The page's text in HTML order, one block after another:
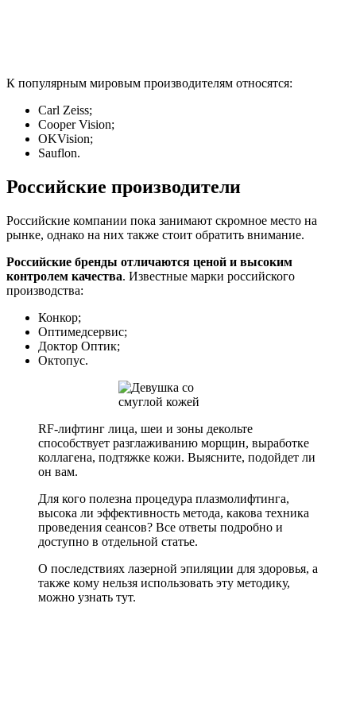
К популярным мировым производителям относятся:
Carl Zeiss;
Cooper Vision;
OKVision;
Sauflon.
Российские производители
Российские компании пока занимают скромное место на
рынке, однако на них также стоит обратить внимание.
Российские бренды отличаются ценой и высоким
контролем качества. Известные марки российского
производства:
Конкор;
Оптимедсервис;
Доктор Оптик;
Октопус.
RF-лифтинг лица, шеи и зоны декольте
способствует разглаживанию морщин, выработке
коллагена, подтяжке кожи. Выясните, подойдет ли
он вам.
Для кого полезна процедура плазмолифтинга,
высока ли эффективность метода, какова техника
проведения сеансов? Все ответы подробно и
доступно в отдельной статье.
О последствиях лазерной эпиляции для здоровья, а
также кому нельзя использовать эту методику,
можно узнать тут.